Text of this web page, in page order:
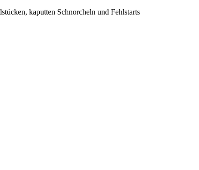
kaputten Schnorcheln und Fehlstarts